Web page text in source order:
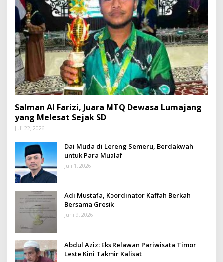
Salman Al Farizi, Juara MTQ Dewasa Lumajang
yang Melesat Sejak SD
Juli 22, 2026
Dai Muda di Lereng Semeru, Berdakwah
untuk Para Mualaf
Juli 1, 2026
Adi Mustafa, Koordinator Kaffah Berkah
Bersama Gresik
Juni 9, 2026
Abdul Aziz: Eks Relawan Pariwisata Timor
Leste Kini Takmir Kalisat